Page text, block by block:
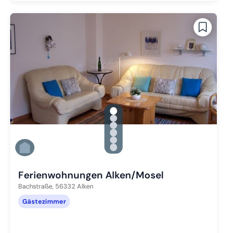
gallery.slide_selector
Zu Slide 1 wechseln
Zu Slide 2 wechseln
Zu Slide 3 wechseln
Zu Slide 4 wechseln
Zu Slide 5 wechseln
Zu Slide 6 wechseln
Ferienwohnungen Alken/Mosel
Bachstraße, 56332 Alken
Gästezimmer